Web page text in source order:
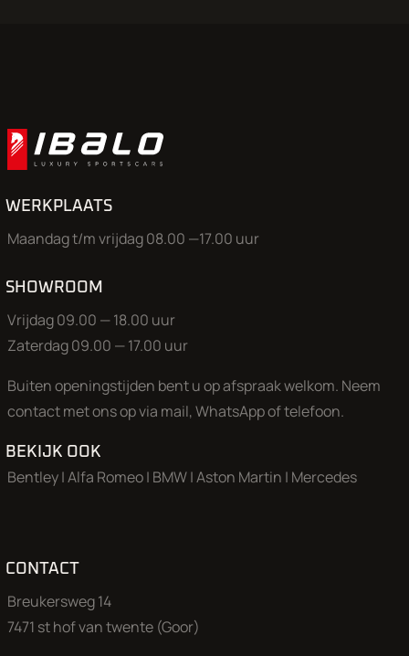
WERKPLAATS
Maandag t/m vrijdag 08.00 —17.00 uur
SHOWROOM
Vrijdag 09.00 — 18.00 uur
Zaterdag 09.00 — 17.00 uur
Buiten openingstijden bent u op afspraak welkom. Neem
contact met ons op via mail, WhatsApp of telefoon.
BEKIJK OOK
Bentley|Alfa Romeo| BMW|Aston Martin | Mercedes
CONTACT
Breukersweg 14
7471 st hof van twente (Goor)